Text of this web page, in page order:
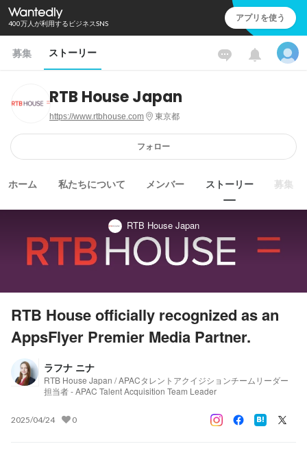
400万人が利用するビジネスSNS アプリを使う
募集 ストーリー
RTB House Japan
https://www.rtbhouse.com 東京都
フォロー
ホーム 私たちについて メンバー ストーリー 募集
RTB House Japan
RTB House officially recognized as an
AppsFlyer Premier Media Partner.
ラフナ ニナ
RTB House Japan / APACタレントアクイジションチームリーダー
担当者 - APAC Talent Acquisition Team Leader
2025/04/24 0